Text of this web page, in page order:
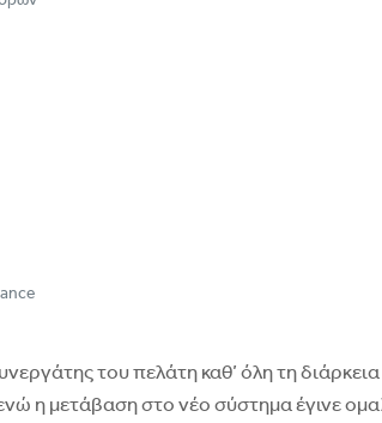
του πελάτη καθ’ όλη τη
η μετάβαση στο νέο σύστημα έγινε